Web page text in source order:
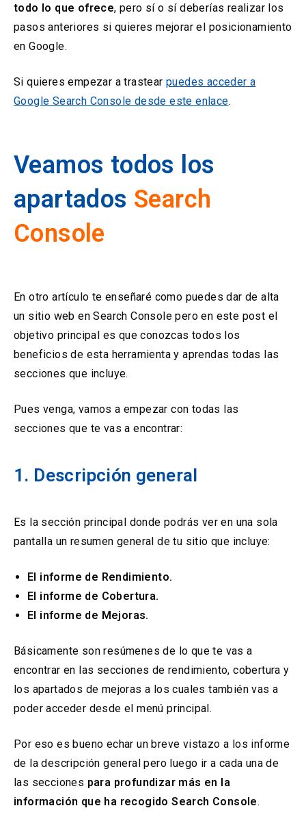
todo lo que ofrece, pero sí o sí deberías realizar los
pasos anteriores si quieres mejorar el posicionamiento
en Google.
Si quieres empezar a trastear puedes acceder a
Google Search Console desde este enlace.
Veamos todos los
apartados Search
Console
En otro artículo te enseñaré como puedes dar de alta
un sitio web en Search Console pero en este post el
objetivo principal es que conozcas todos los
beneficios de esta herramienta y aprendas todas las
secciones que incluye.
Pues venga, vamos a empezar con todas las
secciones que te vas a encontrar:
1. Descripción general
Es la sección principal donde podrás ver en una sola
pantalla un resumen general de tu sitio que incluye:
El informe de Rendimiento.
El informe de Cobertura.
El informe de Mejoras.
Básicamente son resúmenes de lo que te vas a
encontrar en las secciones de rendimiento, cobertura y
los apartados de mejoras a los cuales también vas a
poder acceder desde el menú principal.
Por eso es bueno echar un breve vistazo a los informe
de la descripción general pero luego ir a cada una de
las secciones para profundizar más en la
información que ha recogido Search Console.